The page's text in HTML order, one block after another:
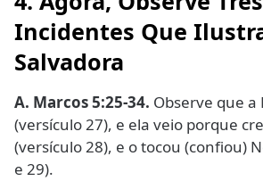
Incidentes Que
Salvadora
A. Marcos 5:25-34. Observe que
(versículo 27), e ela veio porque
(versículo 28), e o tocou (confiou)
e 29).